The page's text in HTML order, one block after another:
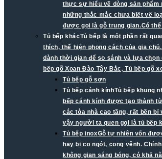
thực sự hiểu về dòng sản phẩm
những thắc mắc chưa biết về
được gọi là gỗ trung gian.Có
Tủ bếp khácTủ bếp là một phần rất
thích, thể hiện phong cách của gia
dành thời gian để so sánh và lựa
bếp gỗ Xoan Đào Tây Bắc, Tủ bếp gỗ
Tủ bếp gỗ sơn
Tủ bếp cánh kínhTủ bếp khung
bếp cánh kính được tạo thành
các tòa nhà cao tầng, rất bền
vậy người ta quen gọi là tủ bếp
Tủ bếp inoxGỗ tự nhiên vốn
hay bị co ngót, cong vênh.
không gian sáng bóng, có khả